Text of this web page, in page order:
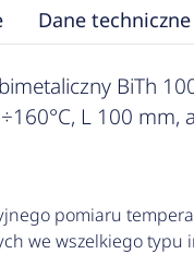
Dane techniczne
BiTh
L 100 mm,
pomiaru
we wszelkiego typu